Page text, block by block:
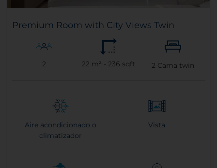
Premium Room with City Views Twin
2 22 m² - 236 sqft 2 Cama twin
Aire acondicionado o
climatizador
Vista